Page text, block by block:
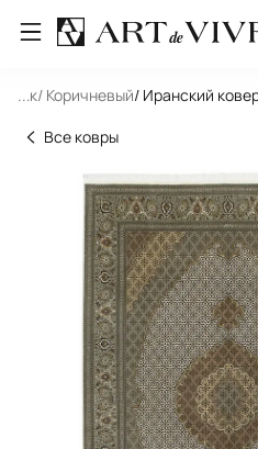
... / Коричневый/ Иранский
Все ковры